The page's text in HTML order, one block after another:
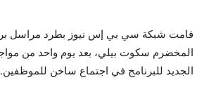
المخضرم سكوت بيلي، بعد يوم واحد من
الجديد للبرنامج في اجتماع ساخن للموظفين.